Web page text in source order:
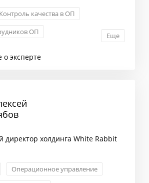
Контроль качества в ОП
ОП
Еще
о эксперте
холдинга White Rabbit
Операционное управление